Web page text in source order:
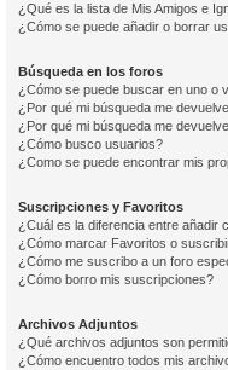
¿Qué es la lista de Mis Amigos e
¿Cómo se puede añadir o borrar
Búsqueda en los foros
¿Cómo se puede buscar en uno o
¿Por qué mi búsqueda me
¿Por qué mi búsqueda me
¿Cómo busco usuarios?
¿Como se puede encontrar mis
Suscripciones y Favoritos
¿Cuál es la diferencia entre añadir
¿Cómo marcar Favoritos o
¿Cómo me suscribo a un foro
¿Cómo borro mis suscripciones?
Archivos Adjuntos
¿Qué archivos adjuntos son
¿Cómo encuentro todos mis